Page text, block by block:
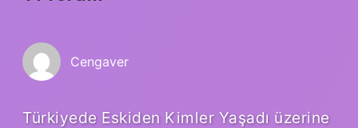
Cengaver
Türkiyede Eskiden Kimler Yaşadı üzerine